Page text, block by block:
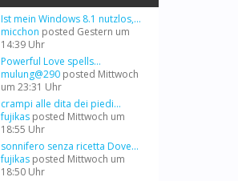
Ist mein Windows 8.1 nutzlos,...
micchon posted Gestern um
14:39 Uhr
Powerful Love spells...
mulung@290 posted Mittwoch
um 23:31 Uhr
crampi alle dita dei piedi...
fujikas posted Mittwoch um
18:55 Uhr
sonnifero senza ricetta Dove...
fujikas posted Mittwoch um
18:50 Uhr